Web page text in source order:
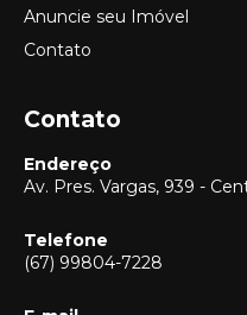
Anuncie seu Imóvel
Contato
Contato
Endereço
Av. Pres. Vargas, 939 -
Telefone
(67) 99804-7228